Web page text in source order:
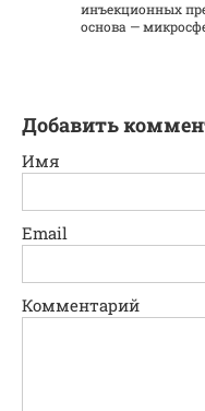
инъекционных
основа —
Добавить
Имя
Email
Комментарий